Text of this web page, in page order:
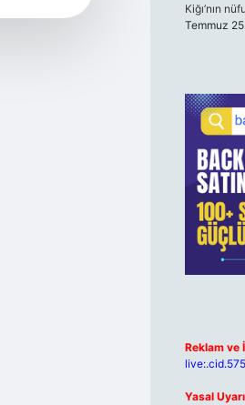
Kiğı’nın
Temmuz
Reklam ve
Yasal